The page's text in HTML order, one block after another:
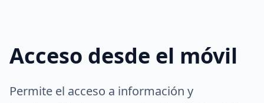
Acceso desde el móvil
Permite el acceso a información y